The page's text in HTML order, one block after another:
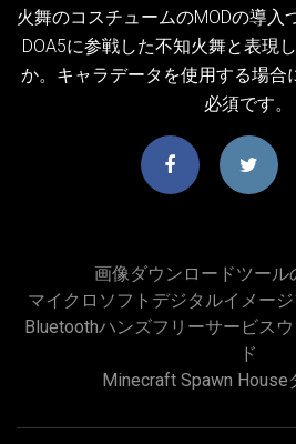
火舞のコスチュームのMODの導入
DOA5に参戦した不知火舞と表現
か。キャラデータを使用する場合
必須です。
画像ダウンロードツー
マイクロソフトデジタルイメー
Bluetoothハンズフリーサービス
ド
Minecraft Spawn House